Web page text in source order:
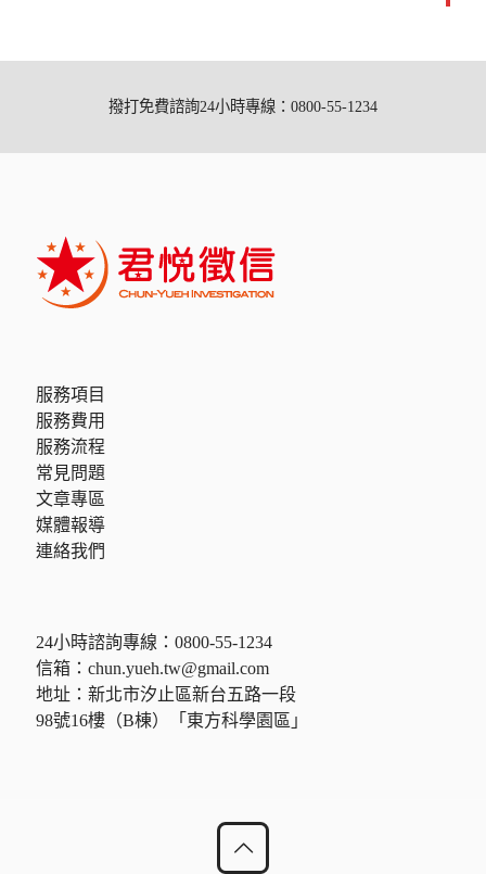
撥打免費諮詢24小時專線：0800-55-1234
服務項目
服務費用
服務流程
常見問題
文章專區
媒體報導
連絡我們
24小時諮詢專線： 0800-55-1234
信箱： chun.yueh.tw@gmail.com
地址：新北市汐止區新台五路一段
98號16樓（B棟）「東方科學園區」